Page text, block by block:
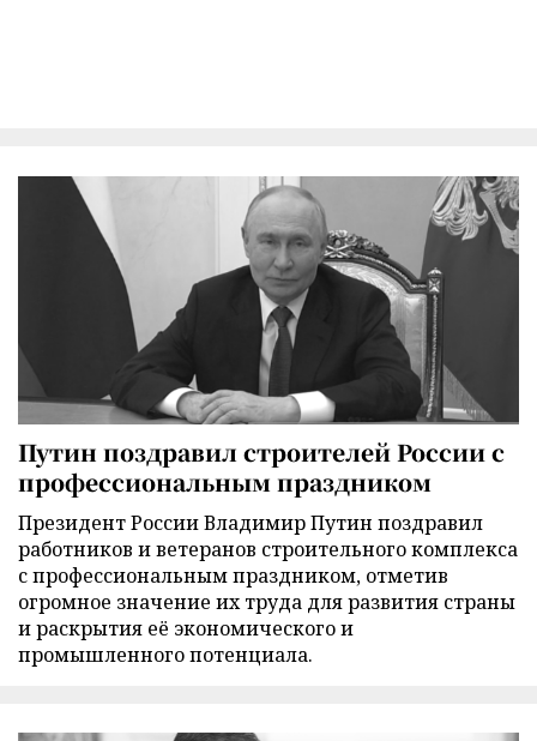
Путин поздравил строителей России с
профессиональным праздником
Президент России Владимир Путин поздравил
работников и ветеранов строительного комплекса
с профессиональным праздником, отметив
огромное значение их труда для развития страны
и раскрытия её экономического и
промышленного потенциала.